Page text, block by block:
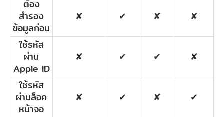
ต้อง
สำรอง
ข้อมูลก่อน
✘ ✔ ✘
✘
ใช้รหัส
ผ่าน
Apple ID
✘ ✔ ✔
✘
ใช้รหัส
ผ่านล็อค
หน้าจอ
✘ ✔ ✘
✔